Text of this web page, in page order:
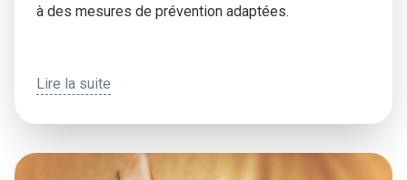
à des mesures de prévention adaptées.
Lire la suite